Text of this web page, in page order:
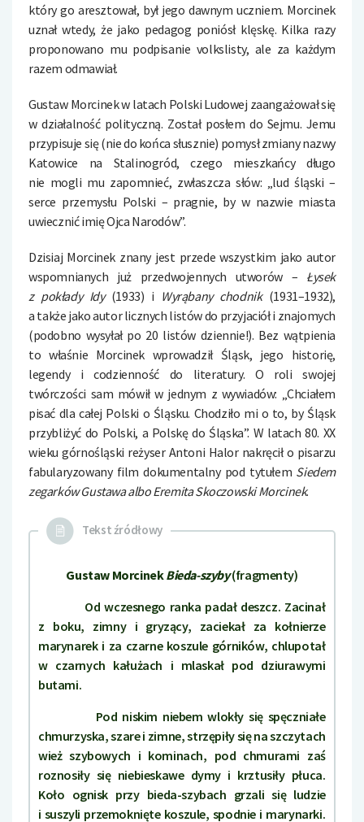
który go aresztował, był jego dawnym uczniem. Morcinek
uznał wtedy, że jako pedagog poniósł klęskę. Kilka razy
proponowano mu podpisanie volkslisty, ale za każdym
razem odmawiał.
Gustaw Morcinek w latach Polski Ludowej zaangażował się
w działalność polityczną. Został posłem do Sejmu. Jemu
przypisuje się (nie do końca słusznie) pomysł zmiany nazwy
Katowice na Stalinogród, czego mieszkańcy długo
nie mogli mu zapomnieć, zwłaszcza słów: „lud śląski –
serce przemysłu Polski – pragnie, by w nazwie miasta
uwiecznić imię Ojca Narodów”.
Dzisiaj Morcinek znany jest przede wszystkim jako autor
wspomnianych już przedwojennych utworów – Łysek
z pokłady Idy (1933) i Wyrąbany chodnik(1931–1932),
a także jako autor licznych listów do przyjaciół i znajomych
(podobno wysyłał po 20 listów dziennie!). Bez wątpienia
to właśnie Morcinek wprowadził Śląsk, jego historię,
legendy i codzienność do literatury. O roli swojej
twórczości sam mówił w jednym z wywiadów: „Chciałem
pisać dla całej Polski o Śląsku. Chodziło mi o to, by Śląsk
przybliżyć do Polski, a Polskę do Śląska”. W latach 80. XX
wieku górnośląski reżyser Antoni Halor nakręcił o pisarzu
fabularyzowany film dokumentalny pod tytułem Siedem
zegarków Gustawa albo Eremita Skoczowski Morcinek.
Tekst źródłowy
Gustaw MorcinekBieda-szyby(fragmenty)
Od wczesnego ranka padał deszcz. Zacinał
z boku, zimny i gryzący, zaciekał za kołnierze
marynarek i za czarne koszule górników, chlupotał
w czarnych kałużach i mlaskał pod dziurawymi
butami.
Pod niskim niebem wlokły się spęczniałe
chmurzyska, szare i zimne, strzępiły się na szczytach
wież szybowych i kominach, pod chmurami zaś
roznosiły się niebieskawe dymy i krztusiły płuca.
Koło ognisk przy bieda-szybach grzali się ludzie
i suszyli przemoknięte koszule, spodnie i marynarki.